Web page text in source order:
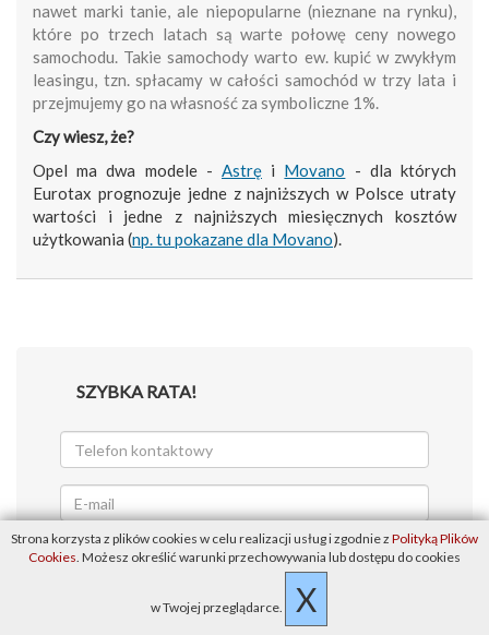
nawet marki tanie, ale niepopularne (nieznane na rynku),
które po trzech latach są warte połowę ceny nowego
samochodu. Takie samochody warto ew. kupić w zwykłym
leasingu, tzn. spłacamy w całości samochód w trzy lata i
przejmujemy go na własność za symboliczne 1%.
Czy wiesz, że?
Opel ma dwa modele - Astrę i Movano - dla których
Eurotax prognozuje jedne z najniższych w Polsce utraty
wartości i jedne z najniższych miesięcznych kosztów
użytkowania (np. tu pokazane dla Movano).
SZYBKA RATA!
Strona korzysta z plików cookies w celu realizacji usług i zgodnie z Polityką Plików
Cookies. Możesz określić warunki przechowywania lub dostępu do cookies
w Twojej przeglądarce. X